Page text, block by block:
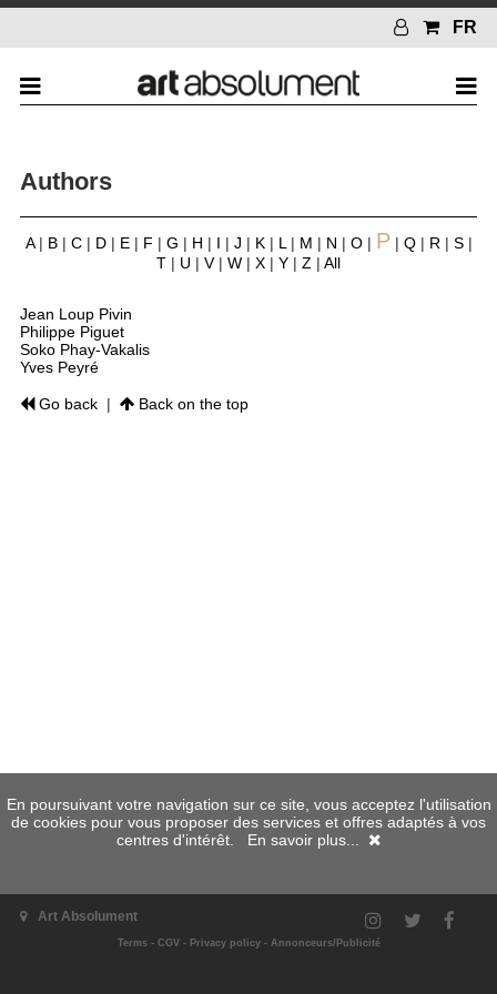
FR
Authors
A | B | C | D | E | F | G | H | I | J | K | L | M | N | O | P | Q | R | S |
T | U | V | W | X | Y | Z | All
Jean Loup Pivin
Philippe Piguet
Soko Phay-Vakalis
Yves Peyré
Go back| Back on the top
Art Absolument
Terms- CGV- Privacy policy- Annonceurs/Publicité
En poursuivant votre navigation sur ce site, vous acceptez l'utilisation
de cookies pour vous proposer des services et offres adaptés à vos
centres d'intérêt. En savoir plus...